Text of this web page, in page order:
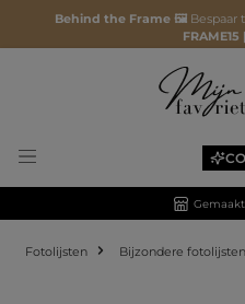
Behind the Frame 🖼️ Bespaar
FRAME15
Fotolijsten Bijzondere fotolijsten